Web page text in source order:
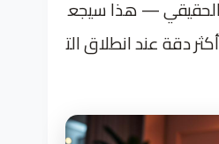
— هذا سيجع
دقة عند انطلاق الت